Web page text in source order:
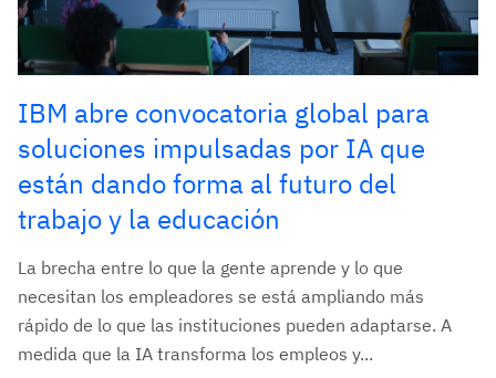
IBM abre convocatoria global para
soluciones impulsadas por IA que
están dando forma al futuro del
trabajo y la educación
La brecha entre lo que la gente aprende y lo que
necesitan los empleadores se está ampliando más
rápido de lo que las instituciones pueden adaptarse. A
medida que la IA transforma los empleos y...